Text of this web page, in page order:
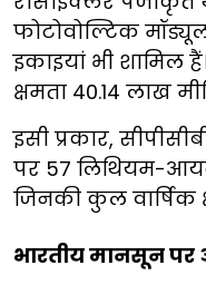
फोटोवोल्टिक
इकाइयां भी शामिल
क्षमता 40.14 लाख
इसी प्रकार,
पर 57 लिथियम-
जिनकी कुल वार्षिक
भारतीय मानसून पर